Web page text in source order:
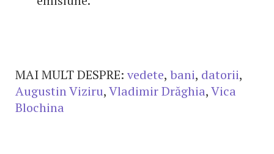
MAI MULT DESPRE: vedete, bani, datorii,
Augustin Viziru,Vladimir Drăghia,Vica
Blochina